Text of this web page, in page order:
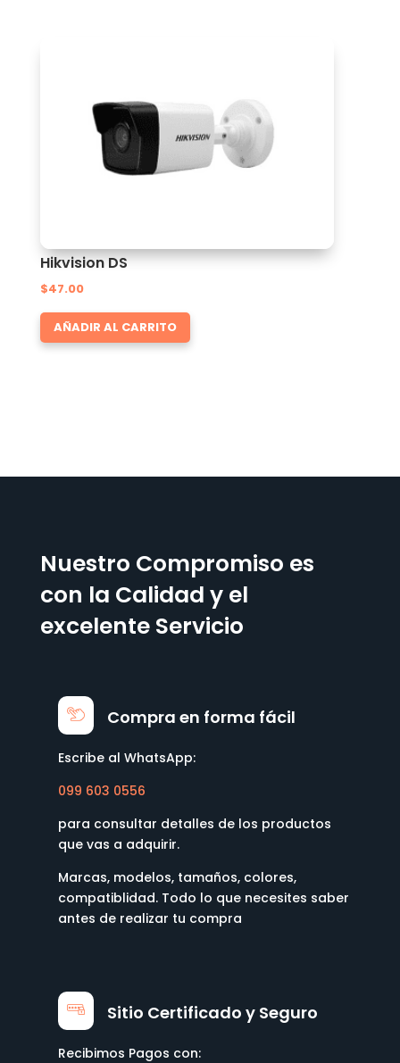
Hikvision DS
$47.00
AÑADIR AL CARRITO
Nuestro Compromiso es
con la Calidad y el
excelente Servicio
Compra en forma fácil
Escribe al WhatsApp:
099 603 0556
para consultar detalles de los productos
que vas a adquirir.
Marcas, modelos, tamaños, colores,
compatiblidad. Todo lo que necesites saber
antes de realizar tu compra
Sitio Certificado y Seguro
Recibimos Pagos con: